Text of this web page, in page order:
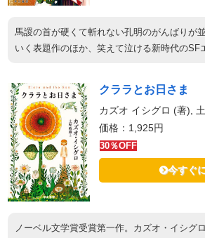
馬謖の首が硬くて斬れない孔明のがんばりが
いく表題作のほか、笑えて泣ける新時代のSF
クララとお日さま
カズオ イシグロ (著),
価格：1,925円
30％OFF
今すぐ
ノーベル文学賞受賞第一作。カズオ・イシグ